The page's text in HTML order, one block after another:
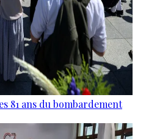
81 ans du bombardement